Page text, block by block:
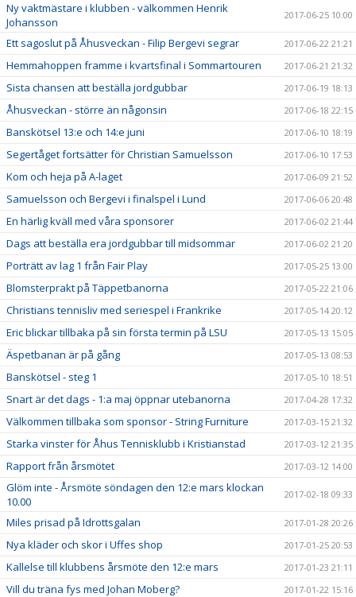
Ny vaktmästare i klubben - välkommen Henrik
Johansson
2017-06-25 10:00
Ett sagoslut på Åhusveckan - Filip Bergevi segrar 2017-06-22 21:21
Hemmahoppen framme i kvartsfinal i Sommartouren 2017-06-21 21:32
Sista chansen att beställa jordgubbar 2017-06-19 18:13
Åhusveckan - större än någonsin 2017-06-18 22:15
Banskötsel 13:e och 14:e juni 2017-06-10 18:19
Segertåget fortsätter för Christian Samuelsson 2017-06-10 17:53
Kom och heja på A-laget 2017-06-09 21:52
Samuelsson och Bergevi i finalspel i Lund 2017-06-06 20:48
En härlig kväll med våra sponsorer 2017-06-02 21:44
Dags att beställa era jordgubbar till midsommar 2017-06-02 21:20
Porträtt av lag 1 från Fair Play 2017-05-25 13:00
Blomsterprakt på Täppetbanorna 2017-05-22 21:06
Christians tennisliv med seriespel i Frankrike 2017-05-14 20:12
Eric blickar tillbaka på sin första termin på LSU 2017-05-13 15:05
Äspetbanan är på gång 2017-05-13 08:53
Banskötsel - steg 1 2017-05-10 18:51
Snart är det dags - 1:a maj öppnar utebanorna 2017-04-28 17:32
Välkommen tillbaka som sponsor - String Furniture 2017-03-15 21:32
Starka vinster för Åhus Tennisklubb i Kristianstad 2017-03-12 21:35
Rapport från årsmötet 2017-03-12 14:00
Glöm inte - Årsmöte söndagen den 12:e mars klockan
10.00
2017-02-18 09:33
Miles prisad på Idrottsgalan 2017-01-28 20:26
Nya kläder och skor i Uffes shop 2017-01-25 20:53
Kallelse till klubbens årsmöte den 12:e mars 2017-01-23 21:11
Vill du träna fys med Johan Moberg? 2017-01-22 15:16